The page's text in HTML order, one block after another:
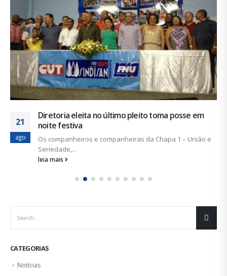
21
ago
Diretoria eleita no último pleito toma posse em
noite festiva
Os companheiros e companheiras da Chapa 1 – União e
Seriedade,...
leia mais
CATEGORIAS
Notícias